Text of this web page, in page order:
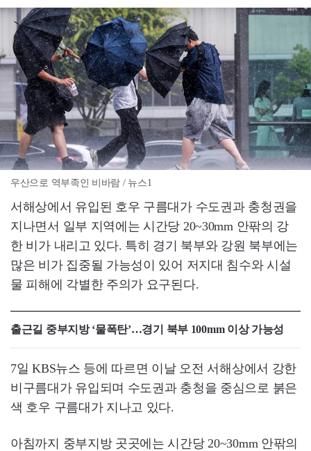
우산으로 역부족인 비바람 / 뉴스1
서해상에서 유입된 호우 구름대가 수도권과 충청권을
지나면서 일부 지역에는 시간당 20~30mm 안팎의 강
한 비가 내리고 있다. 특히 경기 북부와 강원 북부에는
많은 비가 집중될 가능성이 있어 저지대 침수와 시설
물 피해에 각별한 주의가 요구된다.
출근길 중부지방 ‘물폭탄’…경기 북부 100mm 이상 가능성
7일 KBS뉴스 등에 따르면 이날 오전 서해상에서 강한
비구름대가 유입되며 수도권과 충청을 중심으로 붉은
색 호우 구름대가 지나고 있다.
아침까지 중부지방 곳곳에는 시간당 20~30mm 안팎의